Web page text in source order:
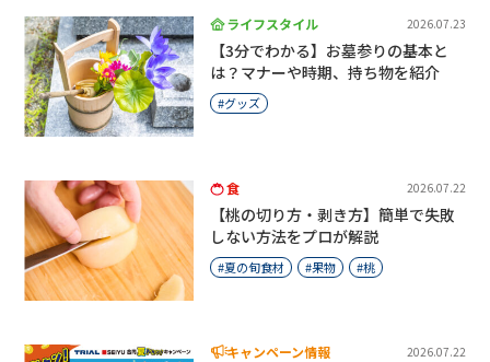
ライフスタイル 2026.07.23
【3分でわかる】お墓参りの基本と
は？マナーや時期、持ち物を紹介
グッズ
食 2026.07.22
【桃の切り方・剥き方】簡単で失敗
しない方法をプロが解説
夏の旬食材 果物 桃
キャンペーン情報 2026.07.22